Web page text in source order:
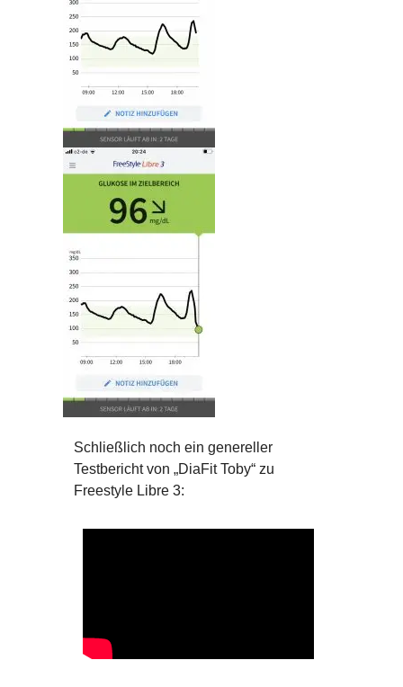
Schließlich noch ein genereller
Testbericht von „DiaFit Toby“ zu
Freestyle Libre 3: